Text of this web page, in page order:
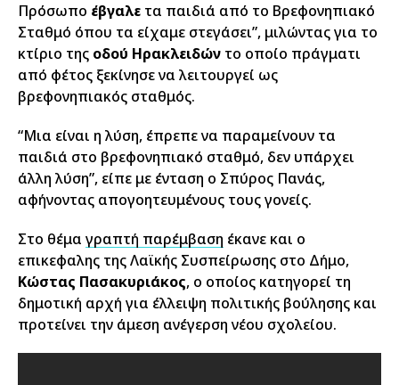
Πρόσωπο έβγαλε τα παιδιά από το Βρεφονηπιακό
Σταθμό όπου τα είχαμε στεγάσει”, μιλώντας για το
κτίριο της οδού Ηρακλειδών το οποίο πράγματι
από φέτος ξεκίνησε να λειτουργεί ως
βρεφονηπιακός σταθμός.
“Μια είναι η λύση, έπρεπε να παραμείνουν τα
παιδιά στο βρεφονηπιακό σταθμό, δεν υπάρχει
άλλη λύση”, είπε με ένταση ο Σπύρος Πανάς,
αφήνοντας απογοητευμένους τους γονείς.
Στο θέμα γραπτή παρέμβαση έκανε και ο
επικεφαλης της Λαϊκής Συσπείρωσης στο Δήμο,
Κώστας Πασακυριάκος, ο οποίος κατηγορεί τη
δημοτική αρχή για έλλειψη πολιτικής βούλησης και
προτείνει την άμεση ανέγερση νέου σχολείου.